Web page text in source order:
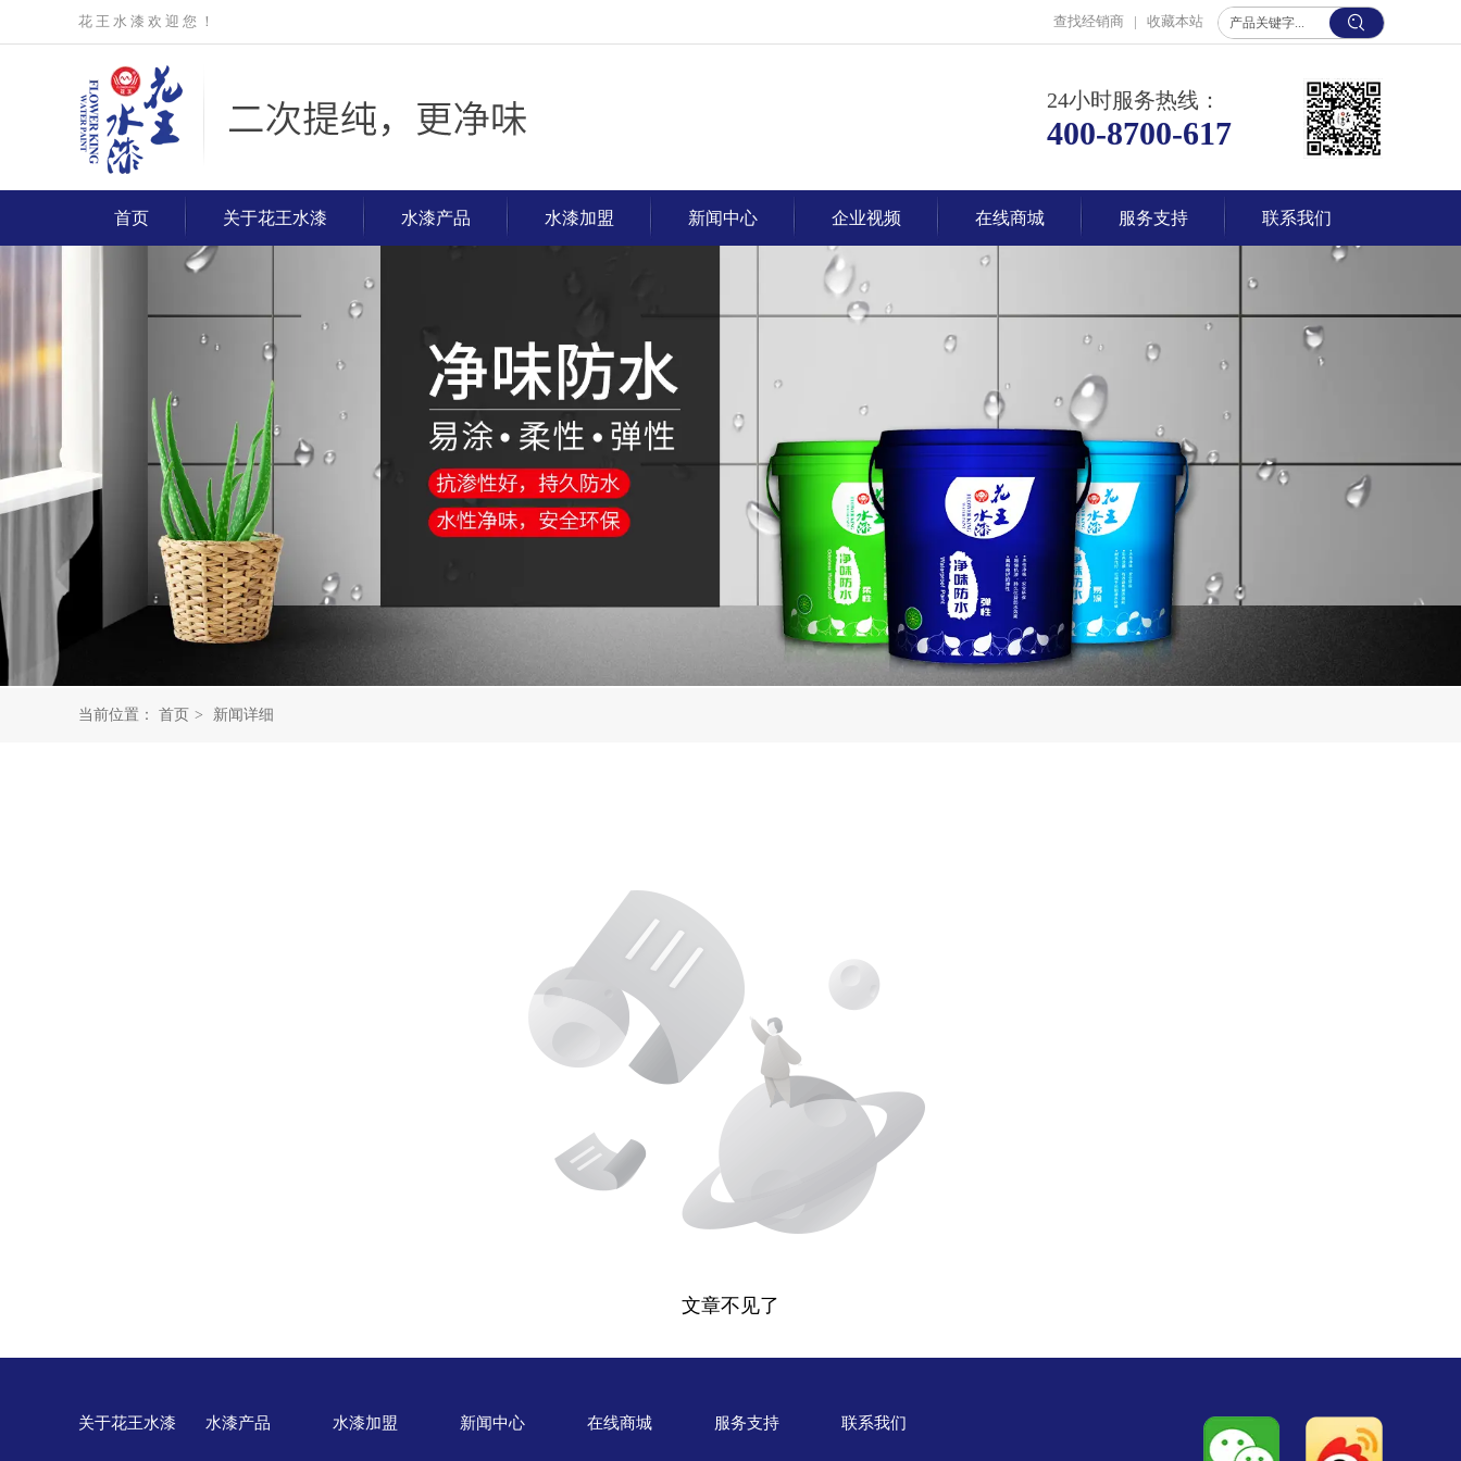
24小时服务热线：
400-8700-617
花 王 水 漆 欢 迎 您 ！ 查找经销商 | 收藏本站
首页 关于花王水漆 水漆产品 水漆加盟 新闻中心 企业视频 在线商城 服务支持 联系我们
当前位置： 首页 > 新闻详细
文章不见了
关于花王水漆 水漆产品 水漆加盟 新闻中心 在线商城 服务支持 联系我们